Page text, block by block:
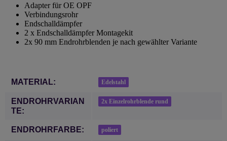
Adapter für OE OPF
Verbindungsrohr
Endschalldämpfer
2 x Endschalldämpfer Montagekit
2x 90 mm Endrohrblenden je nach gewählter Variante
Produkteigenschaft
Wert
MATERIAL: Edelstahl
ENDROHRVARIAN
TE:
2x Einzelrohrblende rund
ENDROHRFARBE: poliert